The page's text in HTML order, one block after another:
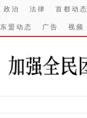
政治 法律 首都动态
东盟动态 广告 视频